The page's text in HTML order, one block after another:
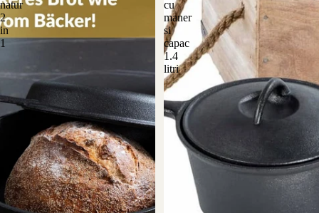
natur
2
in
1
cu
maner
si
capac
1.4
litri